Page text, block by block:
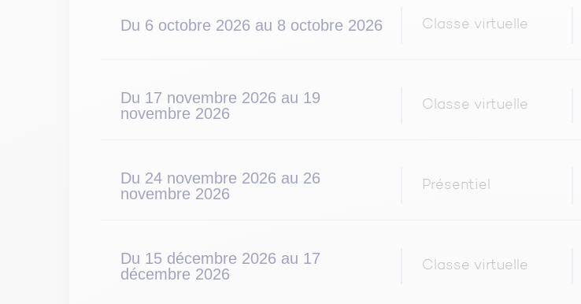
Du 6 octobre 2026 au 8 octobre 2026 Classe virtuelle
Du 17 novembre 2026 au 19
novembre 2026
Classe virtuelle
Du 24 novembre 2026 au 26
novembre 2026
Présentiel
Du 15 décembre 2026 au 17
décembre 2026
Classe virtuelle